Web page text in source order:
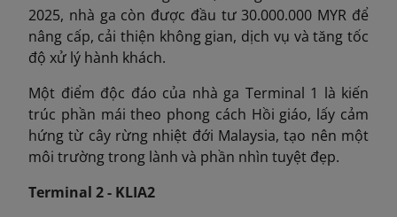
2025, nhà ga còn được đầu tư 30.000.000 MYR để
nâng cấp, cải thiện không gian, dịch vụ và tăng tốc
độ xử lý hành khách.
Một điểm độc đáo của nhà ga Terminal 1 là kiến
trúc phần mái theo phong cách Hồi giáo, lấy cảm
hứng từ cây rừng nhiệt đới Malaysia, tạo nên một
môi trường trong lành và phần nhìn tuyệt đẹp.
Terminal 2 - KLIA2